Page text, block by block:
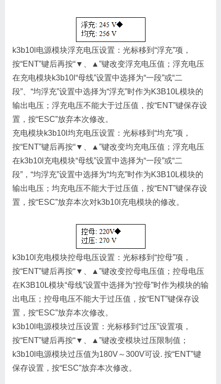
k3b10l电源模块浮充电压设置：光标移到“浮充”项，
按“ENT”键后再按“▼、▲”键改变浮充电压值；浮充电压
在充电模块k3b10l“母线”设置中选择为“一段”或“二
段”、“均浮充”设置中选择为“浮充”时作为K3B10L模块的
输出电压；浮充电压不能大于过压值，按“ENT”键保存设
置，按“ESC”放弃本次修改。
充电模块k3b10l均充电压设置：光标移到“均充”项，
按“ENT”键后再按“▼、▲”键改变均充电压值；浮充电压
在k3b10l充电模块“母线”设置中选择为“一段”或“二
段”，“均浮充”设置中选择为“均充”时作为K3B10L模块的
输出电压；均充电压不能大于过压值，按“ENT”键保存设
置，按“ESC”放弃本次对k3b10l充电模块的修改。
k3b10l充电模块控母电压设置：光标移到“控母”项，
按“ENT”键后再按“▼、▲”键改变控母电压值；控母电压
在K3B10L模块“母线”设置中选择为“控母”时作为模块的输
出电压；控母电压不能大于过压值，按“ENT”键保存设
置，按“ESC”放弃本次修改。
k3b10l电源模块过压设置：光标移到“过压”设置项，
按“ENT”键后再按“▼、▲”键改变模块过压限制值；
k3b10l电源模块过压值为180V～300V可设. 按“ENT”键
保存设置，按“ESC”放弃本次修改。